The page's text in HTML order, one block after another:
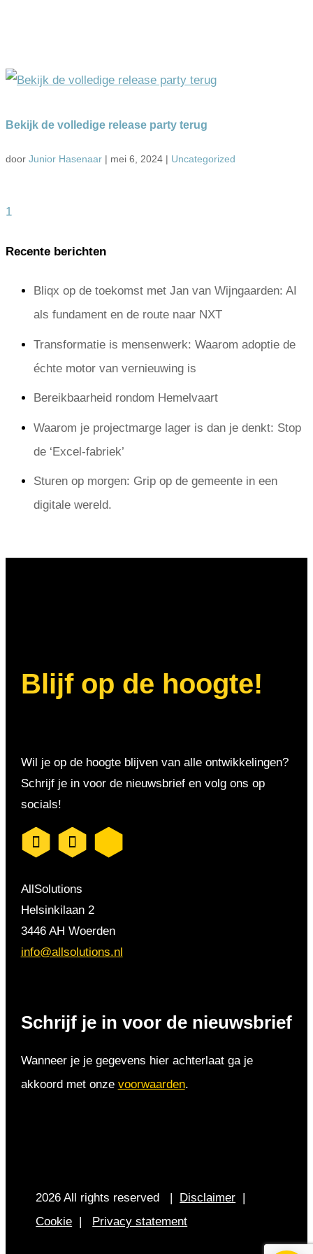
Bekijk de volledige release party terug
door Junior Hasenaar | mei 6, 2024 | Uncategorized
1
Recente berichten
Bliqx op de toekomst met Jan van Wijngaarden: AI
als fundament en de route naar NXT
Transformatie is mensenwerk: Waarom adoptie de
échte motor van vernieuwing is
Bereikbaarheid rondom Hemelvaart
Waarom je projectmarge lager is dan je denkt: Stop
de ‘Excel-fabriek’
Sturen op morgen: Grip op de gemeente in een
digitale wereld.
Blijf op de hoogte!
Wil je op de hoogte blijven van alle ontwikkelingen?
Schrijf je in voor de nieuwsbrief en volg ons op
socials!
AllSolutions
Helsinkilaan 2
3446 AH Woerden
info@allsolutions.nl
Schrijf je in voor de nieuwsbrief
Wanneer je je gegevens hier achterlaat ga je
akkoord met onze voorwaarden.
2026 All rights reserved | Disclaimer |
Cookie | Privacy statement